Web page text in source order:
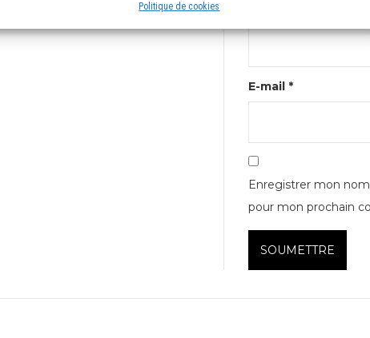
Politique de cookies
E-mail *
Enregistrer mon
pour mon prochain